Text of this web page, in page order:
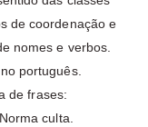
de coordenação e
nomes e verbos.
português.
de frases:
culta.